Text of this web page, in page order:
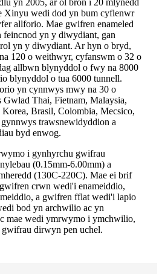
Xinyu wedi dod yn bum cyflenwr
allforio. Mae gwifren enameled
yn y diwydiant, gan
yn y diwydiant. Ar hyn o bryd,
120 o weithwyr, cyfanswm o 32 o
allbwn blynyddol o fwy na 8000
blynyddol o tua 6000 tunnell.
yn cynnwys mwy na 30 o
Thai, Fietnam, Malaysia,
Brasil, Colombia, Mecsico,
trawsnewidyddion a
byd enwog.
i gynhyrchu gwifrau
(0.15mm-6.00mm) a
(130C-220C). Mae ei brif
crwn wedi'i enameiddio,
a gwifren fflat wedi'i lapio
bod yn archwilio ac yn
mae wedi ymrwymo i ymchwilio,
dirwyn pen uchel.